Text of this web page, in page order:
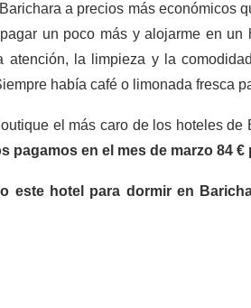
a precios más económicos
un poco más y alojarme en
atención, la limpieza y la
había café o limonada fresca
el más caro de los hoteles
pagamos en el mes de marzo 84
este hotel para dormir en